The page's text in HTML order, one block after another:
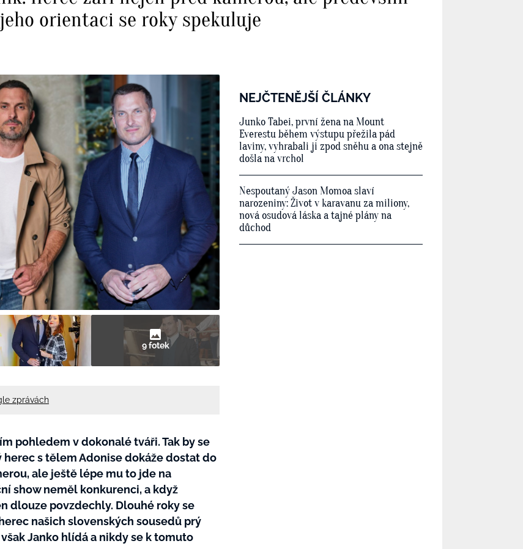
orientaci se roky spekuluje
9 fotek
zprávách
pohledem v dokonalé tváři. Tak by se
herec s tělem Adonise dokáže dostat do
ale ještě lépe mu to jde na
show neměl konkurenci, a když
dlouze povzdechly. Dlouhé roky se
našich slovenských sousedů prý
Janko hlídá a nikdy se k tomuto
NEJČTENĚJŠÍ ČLÁNKY
Junko Tabei, první žena na Mount
Everestu během výstupu přežila pád
laviny, vyhrabali ji zpod sněhu a ona stejně
došla na vrchol
Nespoutaný Jason Momoa slaví
narozeniny: Život v karavanu za miliony,
nová osudová láska a tajné plány na
důchod